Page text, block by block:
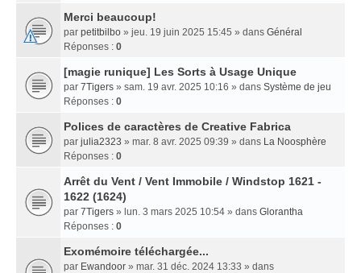
Merci beaucoup!
par petitbilbo » jeu. 19 juin 2025 15:45 » dans Général
Réponses : 0
[magie runique] Les Sorts à Usage Unique
par 7Tigers » sam. 19 avr. 2025 10:16 » dans Système de jeu
Réponses : 0
Polices de caractères de Creative Fabrica
par julia2323 » mar. 8 avr. 2025 09:39 » dans La Noosphère
Réponses : 0
Arrêt du Vent / Vent Immobile / Windstop 1621 -
1622 (1624)
par 7Tigers » lun. 3 mars 2025 10:54 » dans Glorantha
Réponses : 0
Exomémoire téléchargée...
par Ewandoor » mar. 31 déc. 2024 13:33 » dans